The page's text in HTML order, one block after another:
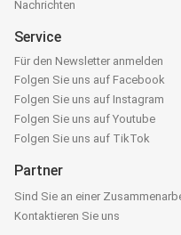
Nachrichten
Service
Für den Newsletter anmelden
Folgen Sie uns auf Facebook
Folgen Sie uns auf Instagram
Folgen Sie uns auf Youtube
Folgen Sie uns auf TikTok
Partner
Sind Sie an einer
Kontaktieren Sie uns